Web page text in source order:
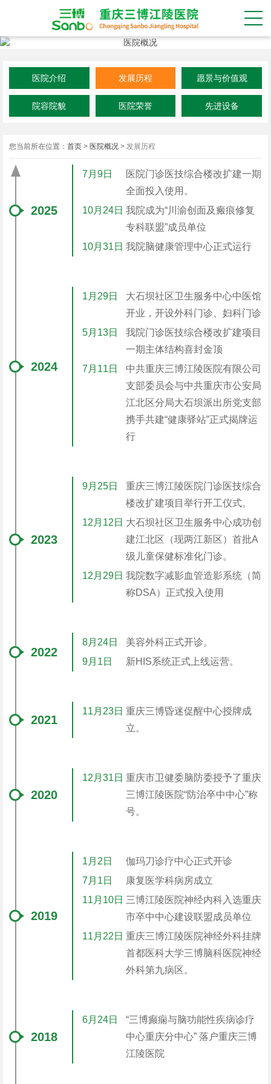
医院介绍 发展历程 愿景与价值观
院容院貌 医院荣誉 先进设备
您当前所在位置： 首页 > 医院概况 > 发展历程
2025
7月9日
医院门诊医技综合楼改扩建一期
全面投入使用。
10月24日 我院成为“川渝创面及瘢痕修复
专科联盟”成员单位
10月31日 我院脑健康管理中心正式运行
2024
1月29日
大石坝社区卫生服务中心中医馆
开业，开设外科门诊、妇科门诊
5月13日
我院门诊医技综合楼改扩建项目
一期主体结构喜封金顶
7月11日
中共重庆三博江陵医院有限公司
支部委员会与中共重庆市公安局
江北区分局大石坝派出所党支部
携手共建“健康驿站”正式揭牌运
行
2023
9月25日
重庆三博江陵医院门诊医技综合
楼改扩建项目举行开工仪式。
12月12日 大石坝社区卫生服务中心成功创
建江北区（现两江新区）首批A
级儿童保健标准化门诊。
12月29日 我院数字减影血管造影系统（简
称DSA）正式投入使用
2022
8月24日
美容外科正式开诊。
9月1日
新HIS系统正式上线运营。
2021
11月23日 重庆三博昏迷促醒中心授牌成
立。
2020
12月31日 重庆市卫健委脑防委授予了重庆
三博江陵医院“防治卒中中心”称
号。
2019
1月2日
伽玛刀诊疗中心正式开诊
7月1日
康复医学科病房成立
11月10日 三博江陵医院神经内科入选重庆
市卒中中心建设联盟成员单位
11月22日 重庆三博江陵医院神经外科挂牌
首都医科大学三博脑科医院神经
外科第九病区。
2018
6月24日
“三博癫痫与脑功能性疾病诊疗
中心重庆分中心” 落户重庆三博
江陵医院